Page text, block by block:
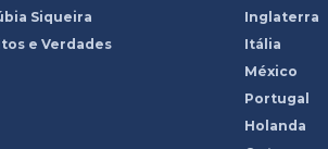
Siqueira
e Verdades
Inglaterra
Itália
México
Portugal
Holanda